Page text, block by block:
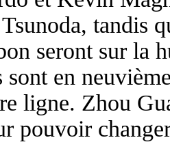
tandis
seront sur la
en
ligne. Zhou
pouvoir